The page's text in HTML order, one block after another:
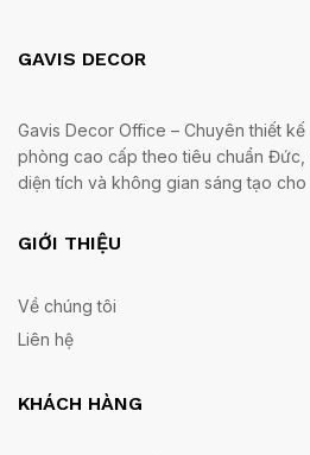
GAVIS DECOR
Gavis Decor Office – Chuyên thiết
phòng cao cấp theo tiêu chuẩn Đức,
diện tích và không gian sáng tạo
GIỚI THIỆU
Về chúng tôi
Liên hệ
KHÁCH HÀNG